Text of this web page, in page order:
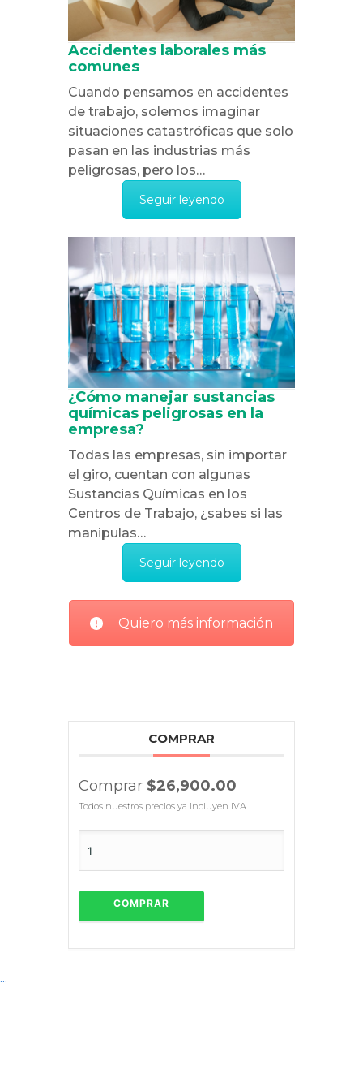
Accidentes laborales más
comunes
Cuando pensamos en accidentes
de trabajo, solemos imaginar
situaciones catastróficas que solo
pasan en las industrias más
peligrosas, pero los…
Seguir leyendo
¿Cómo manejar sustancias
químicas peligrosas en la
empresa?
Todas las empresas, sin importar
el giro, cuentan con algunas
Sustancias Químicas en los
Centros de Trabajo, ¿sabes si las
manipulas…
Seguir leyendo
Quiero más información
COMPRAR
Comprar $26,900.00
Todos nuestros precios ya incluyen IVA.
COMPRAR
...